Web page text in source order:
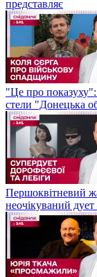
представляє
"Це про
стели "Донецька
Першоквітневий
неочікуваний